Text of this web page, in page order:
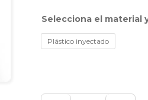
material
Plástico inyectado